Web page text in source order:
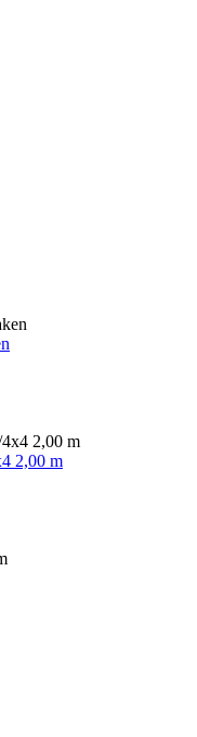
2,00 m